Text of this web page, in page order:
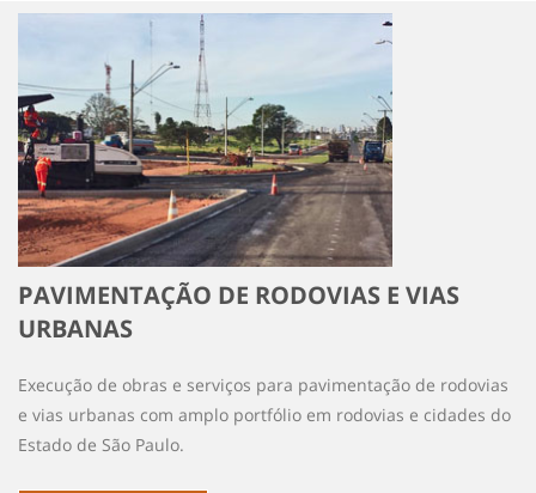
PAVIMENTAÇÃO DE RODOVIAS E VIAS
URBANAS
Execução de obras e serviços para pavimentação de rodovias
e vias urbanas com amplo portfólio em rodovias e cidades do
Estado de São Paulo.